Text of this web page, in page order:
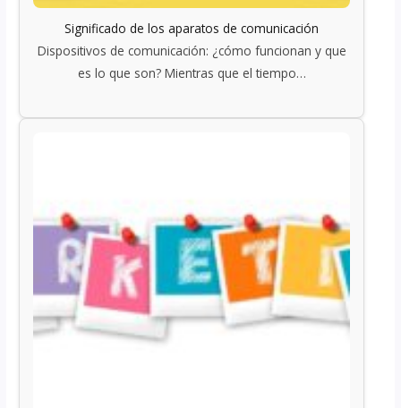
Significado de los aparatos de comunicación
Dispositivos de comunicación: ¿cómo funcionan y que
es lo que son? Mientras que el tiempo…